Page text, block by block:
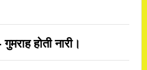
होती नारी।